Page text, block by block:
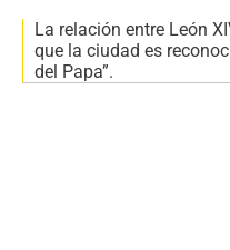
La relación entre León
que la ciudad es
del Papa”.